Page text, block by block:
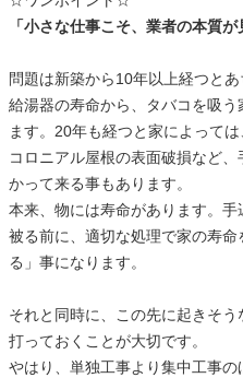
「小さな仕事こそ、業者の本質が
問題は新築から10年以上経つと
給湯器の寿命から、タバコを吸
ます。20年も経つと家によっては
コロニアル屋根の表面破損など
かって来る事もあります。
本来、物には寿命があります。
被る前に、適切な処理で家の寿
る」事になります。
それと同時に、この先に起きそ
打っておくことが大切です。
やはり、単独工事より集中工事の